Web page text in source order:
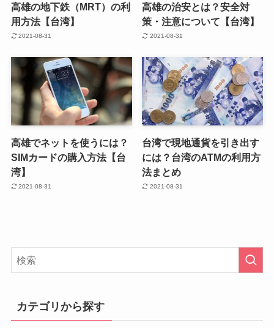
高雄の地下鉄（MRT）の利
用方法【台湾】
2021-08-31
高雄の治安とは？安全対
策・注意について【台湾】
2021-08-31
高雄でネットを使うには？
SIMカードの購入方法【台
湾】
2021-08-31
台湾で現地通貨を引き出す
には？台湾のATMの利用方
法まとめ
2021-08-31
カテゴリから探す